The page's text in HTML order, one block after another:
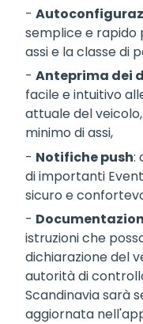
-
semplice e rapido
assi e la classe di
- Anteprima dei
facile e intuitivo
attuale del
minimo di assi,
- Notifiche push:
di importanti
sicuro e
-
istruzioni che
dichiarazione del
autorità di
Scandinavia sarà
aggiornata